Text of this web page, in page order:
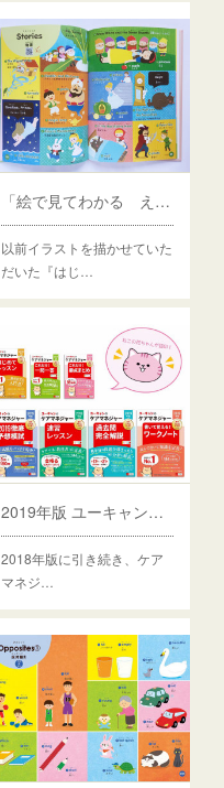
「絵で見てわかる えいごずかん」（全5巻）
以前イラストを描かせていた
だいた『はじ…
2019年版 ユーキャンのケアマネジャー
2018年版に引き続き、ケア
マネジ…